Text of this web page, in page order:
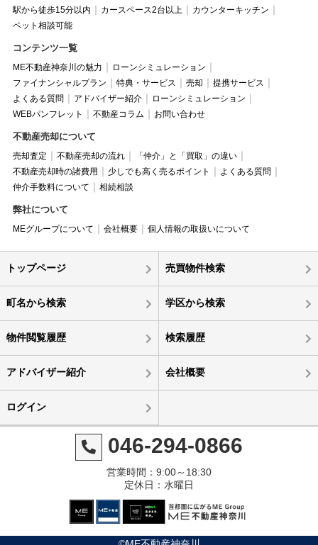
駅から徒歩15分以内
カースペース2台以上
カウンターキッチン
ペット相談可能
コンテンツ一覧
ME不動産神奈川の魅力
ローンシミュレーション
ファイナンシャルプラン
特典・サービス 売却
提携サービス
よくある質問
アドバイザー紹介
ローンシミュレーション
WEBパンフレット
不動産コラム お問い合わせ
不動産売却について
売却査定 不動産売却の流れ
「仲介」と「買取」の違い
不動産売却時の諸費用
少しでも高く売るポイント
よくある質問
仲介手数料について
相続相談
弊社について
MEグループについて 会社概要 個人情報の取扱いについて
トップページ 売買物件検索
町名から検索 学区から検索
物件閲覧履歴 検索履歴
アドバイザー紹介 会社概要
ログイン
046-294-0866
営業時間：9:00～18:30
定休日：水曜日